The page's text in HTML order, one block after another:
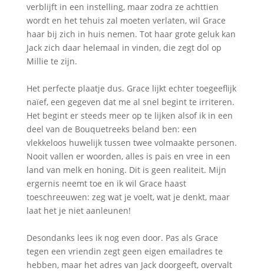
verblijft in een instelling, maar zodra ze achttien
wordt en het tehuis zal moeten verlaten, wil Grace
haar bij zich in huis nemen. Tot haar grote geluk kan
Jack zich daar helemaal in vinden, die zegt dol op
Millie te zijn.
Het perfecte plaatje dus. Grace lijkt echter toegeeflijk
naïef, een gegeven dat me al snel begint te irriteren.
Het begint er steeds meer op te lijken alsof ik in een
deel van de Bouquetreeks beland ben: een
vlekkeloos huwelijk tussen twee volmaakte personen.
Nooit vallen er woorden, alles is pais en vree in een
land van melk en honing. Dit is geen realiteit. Mijn
ergernis neemt toe en ik wil Grace haast
toeschreeuwen: zeg wat je voelt, wat je denkt, maar
laat het je niet aanleunen!
Desondanks lees ik nog even door. Pas als Grace
tegen een vriendin zegt geen eigen emailadres te
hebben, maar het adres van Jack doorgeeft, overvalt